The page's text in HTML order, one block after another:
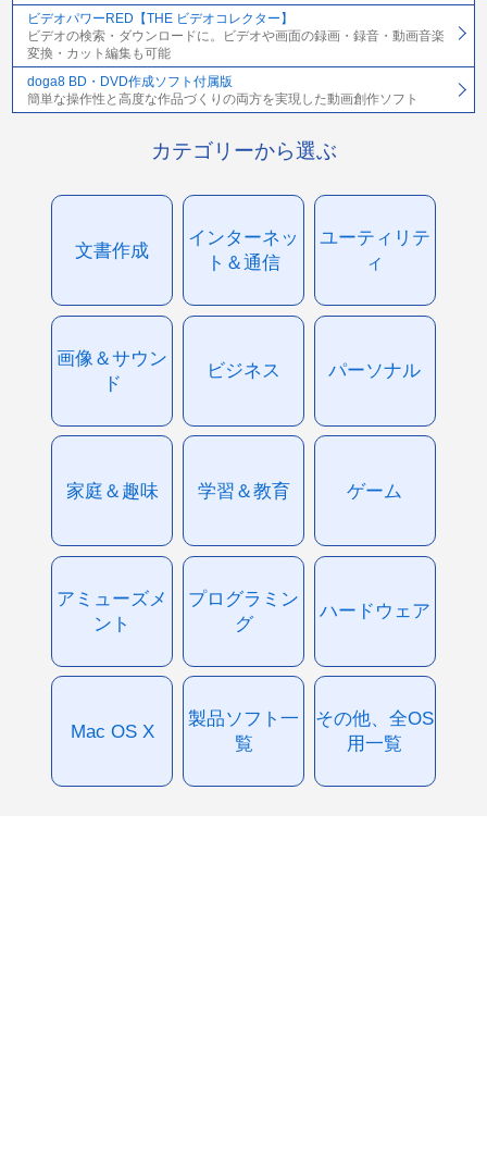
ビデオパワーRED【THE ビデオコレクター】
ビデオの検索・ダウンロードに。ビデオや画面の録画・録音・動画音楽
変換・カット編集も可能
doga8 BD・DVD作成ソフト付属版
簡単な操作性と高度な作品づくりの両方を実現した動画創作ソフト
カテゴリーから選ぶ
文書作成
インターネッ
ト＆通信
ユーティリテ
ィ
画像＆サウン
ド
ビジネス パーソナル
家庭＆趣味 学習＆教育 ゲーム
アミューズメ
ント
プログラミン
グ
ハードウェア
Mac OS X
製品ソフト一
覧
その他、全OS
用一覧